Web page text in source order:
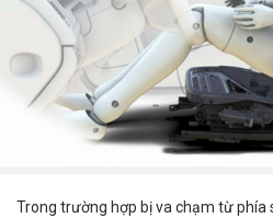
Trong trường hợp bị va chạm từ phía